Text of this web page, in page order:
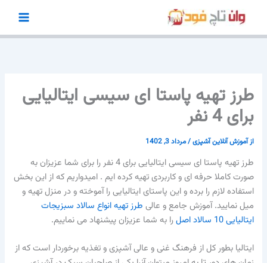
محتوا
طرز تهیه پاستا ای سیسی ایتالیایی
برای 4 نفر
ازآموزش آنلاین آشپزی/مرداد 3, 1402
طرز تهیه پاستا ای سیسی ایتالیایی برای 4 نفر را برای شما عزیزان به
صورت کاملا حرفه ای و کاربردی تهیه کرده ایم . امیدواریم که از این بخش
استفاده لازم را برده و این پاستای ایتالیایی را آموخته و در منزل تهیه و
میل نمایید. آموزش جامع و عالی طرز تهیه انواع سالاد سبزیجات
ایتالیایی 10 سالاد اصل
را به شما عزیزان پیشنهاد می نماییم.
ایتالیا بطور کل از فرهنگ غنی و عالی آشپزی و تغذیه برخوردار است که از